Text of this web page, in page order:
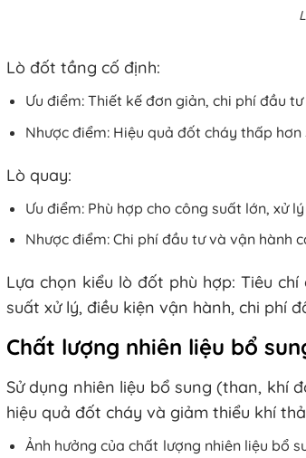
Lò đốt tầng cố định:
Ưu điểm: Thiết kế đơn giản, chi phí đầu
Nhược điểm: Hiệu quả đốt cháy thấp
Lò quay:
Ưu điểm: Phù hợp cho công suất lớn, xử
Nhược điểm: Chi phí đầu tư và vận hành
Lựa chọn kiểu lò đốt phù hợp: Tiêu
suất xử lý, điều kiện vận hành, chi phí
Chất lượng nhiên liệu bổ
Sử dụng nhiên liệu bổ sung (than,
hiệu quả đốt cháy và giảm thiểu khí
Ảnh hưởng của chất lượng nhiên liệu bổ